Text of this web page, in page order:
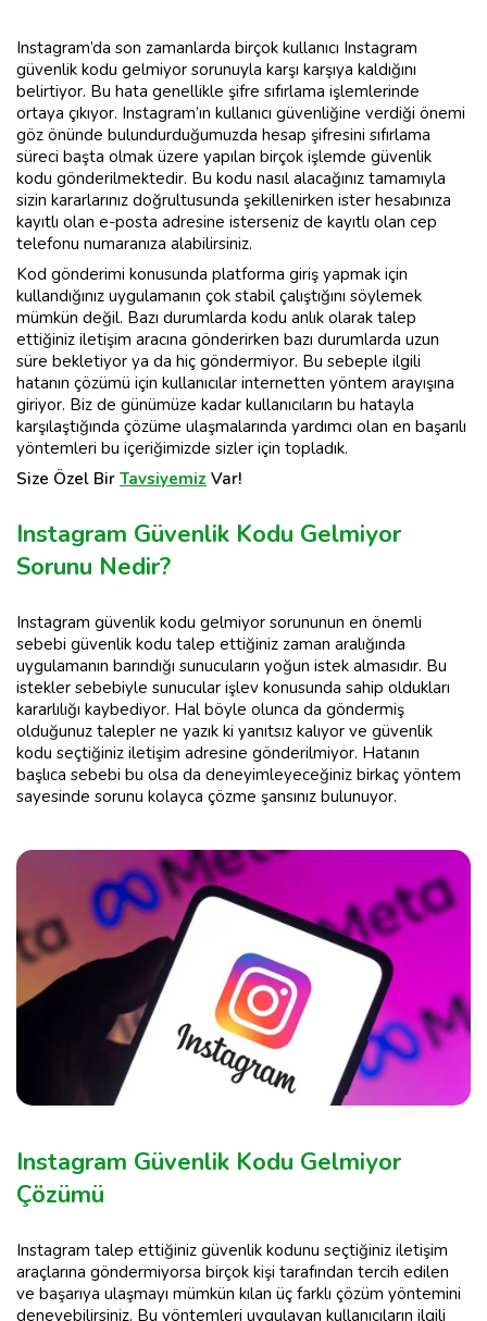
Instagram’da son zamanlarda birçok kullanıcı Instagram
güvenlik kodu gelmiyor sorunuyla karşı karşıya kaldığını
belirtiyor. Bu hata genellikle şifre sıfırlama işlemlerinde
ortaya çıkıyor. Instagram’ın kullanıcı güvenliğine verdiği önemi
göz önünde bulundurduğumuzda hesap şifresini sıfırlama
süreci başta olmak üzere yapılan birçok işlemde güvenlik
kodu gönderilmektedir. Bu kodu nasıl alacağınız tamamıyla
sizin kararlarınız doğrultusunda şekillenirken ister hesabınıza
kayıtlı olan e-posta adresine isterseniz de kayıtlı olan cep
telefonu numaranıza alabilirsiniz.
Kod gönderimi konusunda platforma giriş yapmak için
kullandığınız uygulamanın çok stabil çalıştığını söylemek
mümkün değil. Bazı durumlarda kodu anlık olarak talep
ettiğiniz iletişim aracına gönderirken bazı durumlarda uzun
süre bekletiyor ya da hiç göndermiyor. Bu sebeple ilgili
hatanın çözümü için kullanıcılar internetten yöntem arayışına
giriyor. Biz de günümüze kadar kullanıcıların bu hatayla
karşılaştığında çözüme ulaşmalarında yardımcı olan en başarılı
yöntemleri bu içeriğimizde sizler için topladık.
Size Özel Bir Tavsiyemiz Var!
Instagram Güvenlik Kodu Gelmiyor
Sorunu Nedir?
Instagram güvenlik kodu gelmiyor sorununun en önemli
sebebi güvenlik kodu talep ettiğiniz zaman aralığında
uygulamanın barındığı sunucuların yoğun istek almasıdır. Bu
istekler sebebiyle sunucular işlev konusunda sahip oldukları
kararlılığı kaybediyor. Hal böyle olunca da göndermiş
olduğunuz talepler ne yazık ki yanıtsız kalıyor ve güvenlik
kodu seçtiğiniz iletişim adresine gönderilmiyor. Hatanın
başlıca sebebi bu olsa da deneyimleyeceğiniz birkaç yöntem
sayesinde sorunu kolayca çözme şansınız bulunuyor.
Instagram Güvenlik Kodu Gelmiyor
Çözümü
Instagram talep ettiğiniz güvenlik kodunu seçtiğiniz iletişim
araçlarına göndermiyorsa birçok kişi tarafından tercih edilen
ve başarıya ulaşmayı mümkün kılan üç farklı çözüm yöntemini
deneyebilirsiniz. Bu yöntemleri uygulayan kullanıcıların ilgili